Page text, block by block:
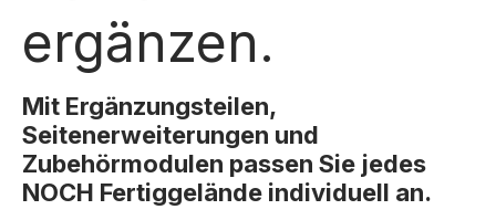
ergänzen.
Mit Ergänzungsteilen,
Seitenerweiterungen und
Zubehörmodulen passen Sie jedes
NOCH Fertiggelände individuell an.